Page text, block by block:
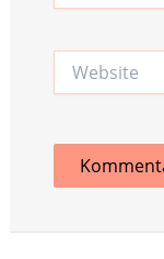
Website